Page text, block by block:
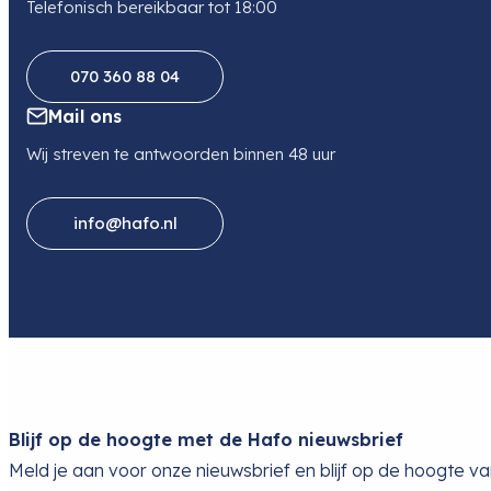
Telefonisch bereikbaar tot 18:00
070 360 88 04
Mail ons
Wij streven te antwoorden binnen 48 uur
info@hafo.nl
Blijf op de hoogte met de Hafo nieuwsbrief
Meld je aan voor onze nieuwsbrief en blijf op de hoogte